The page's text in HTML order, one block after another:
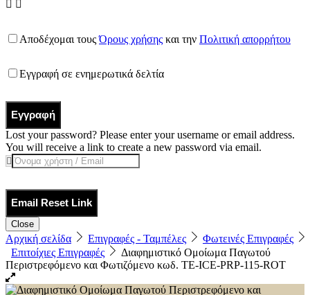
Αποδέχομαι τουςΌρους χρήσης και την Πολιτική απορρήτου
Εγγραφή σε ενημερωτικά δελτία
Εγγραφή
Lost your password? Please enter your username or email address.
You will receive a link to create a new password via email.
Email Reset Link
Close
Αρχική σελίδα Επιγραφές - Ταμπέλες
Φωτεινές Επιγραφές
Επιτοίχιες Επιγραφές
Διαφημιστικό Ομοίωμα Παγωτού
Περιστρεφόμενο και Φωτιζόμενο κωδ. ΤΕ-ICE-PRP-115-ROT